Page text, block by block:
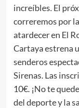
increíbles. El
correremos por
atardecer en El
Cartaya estrena
senderos
Sirenas. Las
10€. ¡No te
del deporte y la